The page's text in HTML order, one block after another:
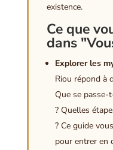
existence.
Ce que
dans
Explorer les
Riou répond à
Que se
? Quelles
? Ce guide
pour entrer en